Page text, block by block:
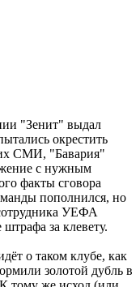
"Зенит" выдал
окрестить
СМИ, "Бавария"
с нужным
факты сговора
пополнился, но
УЕФА
за клевету.
о таком клубе, как
золотой дубль в